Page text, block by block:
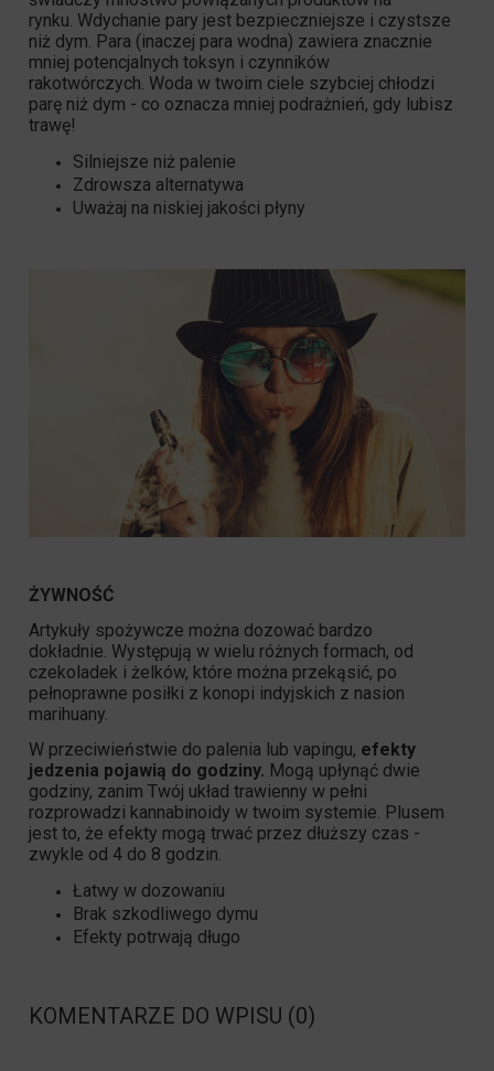
rynku. Wdychanie pary jest bezpieczniejsze i czystsze
niż dym. Para (inaczej para wodna) zawiera znacznie
mniej potencjalnych toksyn i czynników
rakotwórczych. Woda w twoim ciele szybciej chłodzi
parę niż dym - co oznacza mniej podrażnień, gdy lubisz
trawę!
Silniejsze niż palenie
Zdrowsza alternatywa
Uważaj na niskiej jakości płyny
ŻYWNOŚĆ
Artykuły spożywcze można dozować bardzo
dokładnie. Występują w wielu różnych formach, od
czekoladek i żelków, które można przekąsić, po
pełnoprawne posiłki z konopi indyjskich z nasion
marihuany.
W przeciwieństwie do palenia lub vapingu, efekty
jedzenia pojawią do godziny. Mogą upłynąć dwie
godziny, zanim Twój układ trawienny w pełni
rozprowadzi kannabinoidy w twoim systemie. Plusem
jest to, że efekty mogą trwać przez dłuższy czas -
zwykle od 4 do 8 godzin.
Łatwy w dozowaniu
Brak szkodliwego dymu
Efekty potrwają długo
KOMENTARZE DO WPISU (0)